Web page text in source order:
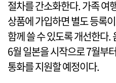
절차를 간소화한다. 가족 여
상품에 가입하면 별도 등록
함께 쓸 수 있도록 개선한다.
6월 일본을 시작으로 7월부
통화를 지원할 예정이다.